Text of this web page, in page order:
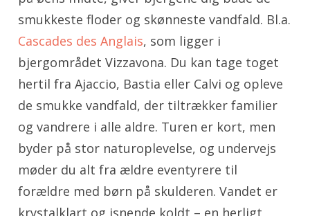
smukkeste floder og skønneste vandfald. Bl.a.
Cascades des Anglais, som ligger i
bjergområdet Vizzavona. Du kan tage toget
hertil fra Ajaccio, Bastia eller Calvi og opleve
de smukke vandfald, der tiltrækker familier
og vandrere i alle aldre. Turen er kort, men
byder på stor naturoplevelse, og undervejs
møder du alt fra ældre eventyrere til
forældre med børn på skulderen. Vandet er
krystalklart og isnende koldt – en herligt